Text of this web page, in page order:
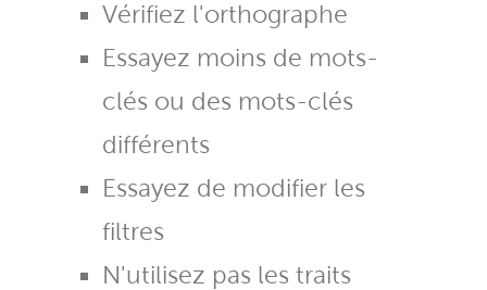
Vérifiez l'orthographe
Essayez moins de mots-
clés ou des mots-clés
différents
Essayez de modifier les
filtres
N'utilisez pas les traits